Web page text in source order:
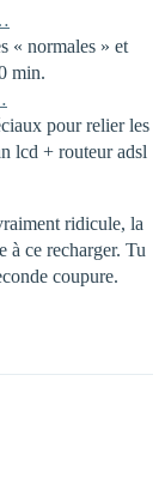
« normales » et
min.
pour relier les
lcd + routeur adsl
ridicule, la
à ce recharger. Tu
coupure.